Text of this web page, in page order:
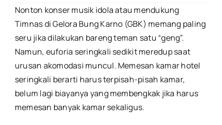
Strategis
Nonton konser musik idola atau mendukung
Timnas di Gelora Bung Karno (GBK) memang paling
seru jika dilakukan bareng teman satu “geng”.
Namun, euforia seringkali sedikit meredup saat
urusan akomodasi muncul. Memesan kamar hotel
seringkali berarti harus terpisah-pisah kamar,
belum lagi biayanya yang membengkak jika harus
memesan banyak kamar sekaligus.